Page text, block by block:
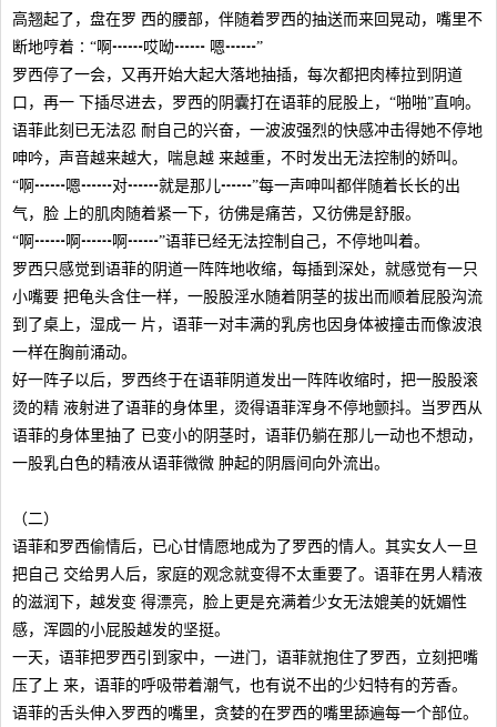
高翘起了，盘在罗 西的腰部，伴随着罗西的抽送而来回晃动，嘴里不
断地哼着∶“啊┅┅哎呦┅┅ 嗯┅┅”
罗西停了一会，又再开始大起大落地抽插，每次都把肉棒拉到阴道
口，再一 下插尽进去，罗西的阴囊打在语菲的屁股上，“啪啪”直响。
语菲此刻已无法忍 耐自己的兴奋，一波波强烈的快感冲击得她不停地
呻吟，声音越来越大，喘息越 来越重，不时发出无法控制的娇叫。
“啊┅┅嗯┅┅对┅┅就是那儿┅┅”每一声呻叫都伴随着长长的出
气，脸 上的肌肉随着紧一下，彷佛是痛苦，又彷佛是舒服。
“啊┅┅啊┅┅啊┅┅”语菲已经无法控制自己，不停地叫着。
罗西只感觉到语菲的阴道一阵阵地收缩，每插到深处，就感觉有一只
小嘴要 把龟头含住一样，一股股淫水随着阴茎的拔出而顺着屁股沟流
到了桌上，湿成一 片，语菲一对丰满的乳房也因身体被撞击而像波浪
一样在胸前涌动。
好一阵子以后，罗西终于在语菲阴道发出一阵阵收缩时，把一股股滚
烫的精 液射进了语菲的身体里，烫得语菲浑身不停地颤抖。当罗西从
语菲的身体里抽了 已变小的阴茎时，语菲仍躺在那儿一动也不想动，
一股乳白色的精液从语菲微微 肿起的阴唇间向外流出。
（二）
语菲和罗西偷情后，已心甘情愿地成为了罗西的情人。其实女人一旦
把自己 交给男人后，家庭的观念就变得不太重要了。语菲在男人精液
的滋润下，越发变 得漂亮，脸上更是充满着少女无法媲美的妩媚性
感，浑圆的小屁股越发的坚挺。
一天，语菲把罗西引到家中，一进门，语菲就抱住了罗西，立刻把嘴
压了上 来，语菲的呼吸带着潮气，也有说不出的少妇特有的芳香。
语菲的舌头伸入罗西的嘴里，贪婪的在罗西的嘴里舔遍每一个部位。